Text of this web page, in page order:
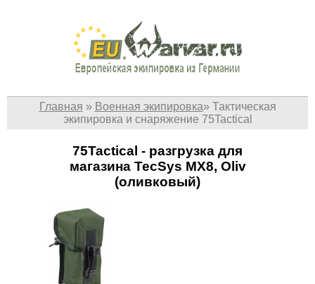
Главная » Военная экипировка» Тактическая
экипировка и снаряжение 75Tactical
75Tactical - разгрузка для
магазина TecSys MX8, Oliv
(оливковый)